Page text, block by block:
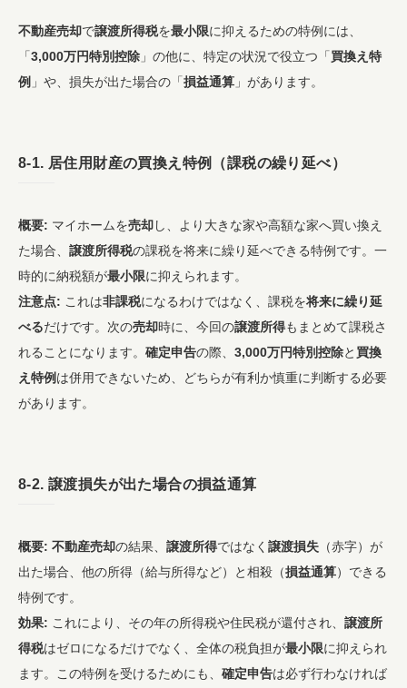
不動産売却で譲渡所得税を最小限に抑えるための特例には、
「3,000万円特別控除 」の他に、特定の状況で役立つ「買換え特
例 」や、損失が出た場合の「損益通算 」があります。
8-1. 居住用財産の買換え特例 （課税の繰り延べ）
概要: マイホームを売却 し、より大きな家や高額な家へ買い換え
た場合、 譲渡所得税の課税を将来に繰り延べできる特例です。一
時的に納税額が最小限に抑えられます。
注意点: これは非課税になるわけではなく、課税を将来に繰り延
べるだけです。次の売却時に、今回の譲渡所得もまとめて課税さ
れることになります。 確定申告の際、 3,000万円特別控除と 買換
え特例は併用できないため、どちらが有利か慎重に判断する必要
があります。
8-2. 譲渡損失が出た場合の損益通算
概要: 不動産売却の結果、 譲渡所得ではなく 譲渡損失 （赤字）が
出た場合、他の所得（給与所得など）と相殺（損益通算）できる
特例です。
効果: これにより、その年の所得税や住民税が還付され、 譲渡所
得税はゼロになるだけでなく、全体の税負担が最小限に抑えられ
ます。この特例を受けるためにも、 確定申告は必ず行わなければ